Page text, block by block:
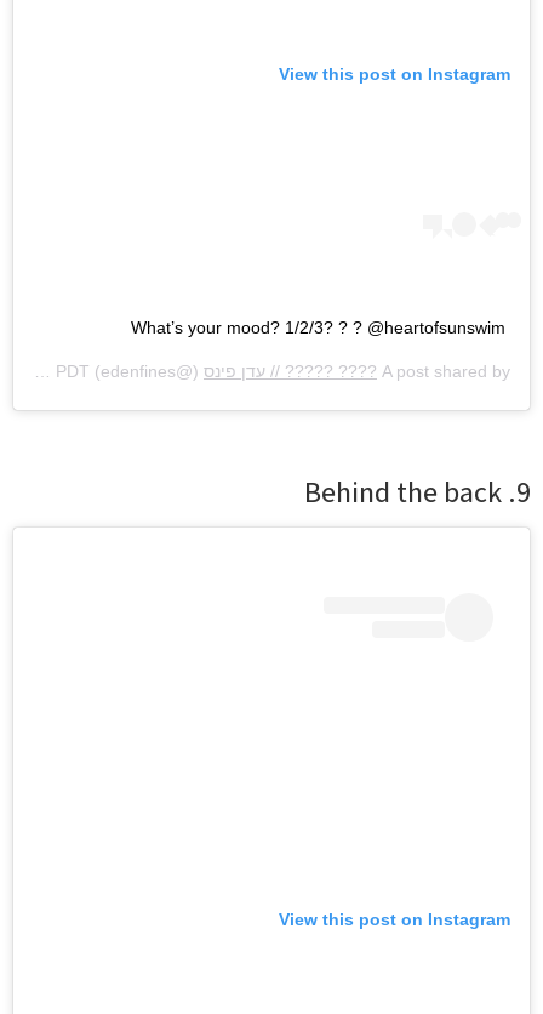
View this post on Instagram
What’s your mood? 1/2/3? ? ? @heartofsunswim
A post shared by ???? ????? // עדן פינס (@edenfines) on
Jul 2, 2020 at 7:43am PDT
9. Behind the back
View this post on Instagram